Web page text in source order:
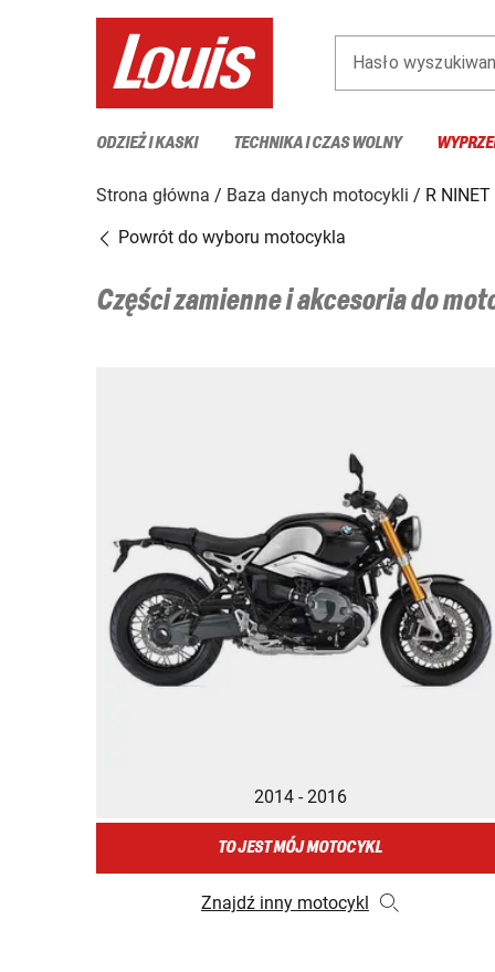
Hasło
ODZIEŻ I KASKI TECHNIKA I CZAS WOLNY
Strona główna Baza danych motocykli
R NINET
Powrót do wyboru motocykla
Części zamienne i akcesoria do
2014 - 2016
TO JEST MÓJ MOTOCYKL
Znajdź inny motocykl